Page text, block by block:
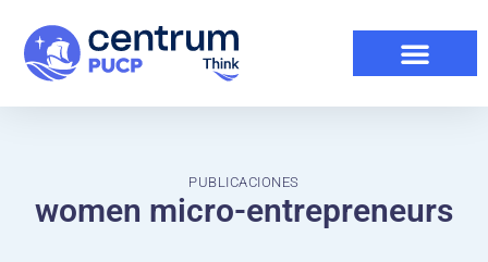
PUBLICACIONES
women micro-entrepreneurs